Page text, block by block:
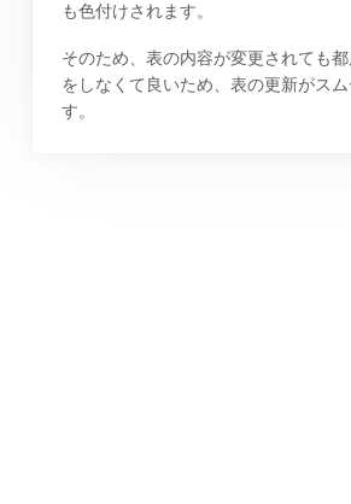
も色付けされます。
そのため、表の内容が変更されても
をしなくて良いため、表の更新がス
す。